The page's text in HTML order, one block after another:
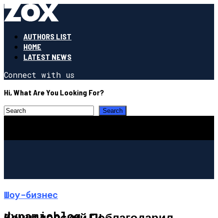
AUTHORS LIST
HOME
LATEST NEWS
Connect with us
Hi, What Are You Looking For?
Шоу-бизнес